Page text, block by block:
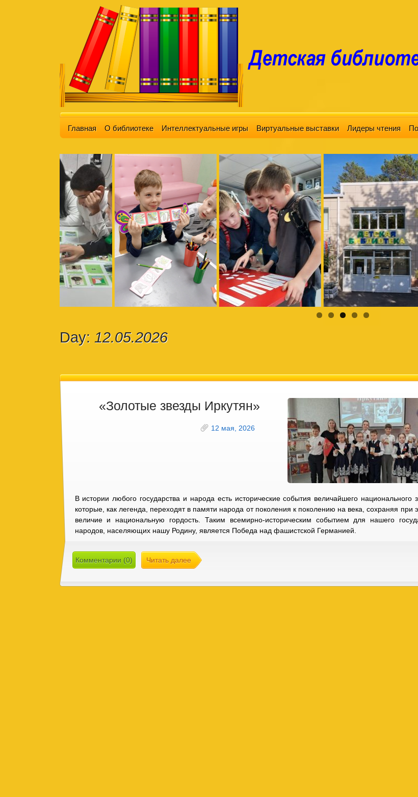
Главная О библиотеке Интеллектуальные игры Виртуальные выставки Лидеры чтения
Day: 12.05.2026
«Золотые звезды Иркутян»
12 мая, 2026
В истории любого государства и народа есть исторические события величайшего национального
которые, как легенда, переходят в памяти народа от поколения к поколению на века, сохраняя при
величие и национальную гордость. Таким всемирно-историческим событием для нашего
народов, населяющих нашу Родину, является Победа над фашистской Германией.
Комментарии (0) Читать далее